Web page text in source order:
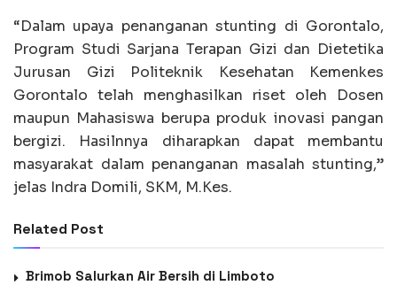
“Dalam upaya penanganan stunting di Gorontalo,
Program Studi Sarjana Terapan Gizi dan Dietetika
Jurusan Gizi Politeknik Kesehatan Kemenkes
Gorontalo telah menghasilkan riset oleh Dosen
maupun Mahasiswa berupa produk inovasi pangan
bergizi. Hasilnnya diharapkan dapat membantu
masyarakat dalam penanganan masalah stunting,”
jelas Indra Domili, SKM, M.Kes.
Related Post
Brimob Salurkan Air Bersih di Limboto